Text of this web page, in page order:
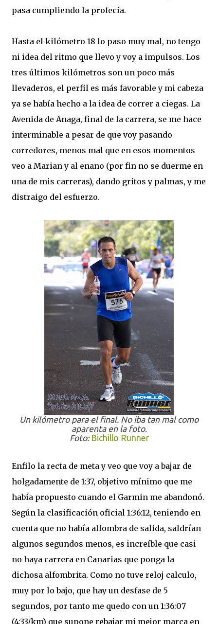
pasa cumpliendo la profecía.
Hasta el kilómetro 18 lo paso muy mal, no tengo
ni idea del ritmo que llevo y voy a impulsos. Los
tres últimos kilómetros son un poco más
llevaderos, el perfil es más favorable y mi cabeza
ya se había hecho a la idea de correr a ciegas. La
Avenida de Anaga, final de la carrera, se me hace
interminable a pesar de que voy pasando
corredores, menos mal que en esos momentos
veo a Marian y al enano (por fin no se duerme en
una de mis carreras), dando gritos y palmas, y me
distraigo del esfuerzo.
Un kilómetro para el final. No iba tan mal como
aparenta en la foto.
Foto: Bichillo Runner
Enfilo la recta de meta y veo que voy a bajar de
holgadamente de 1:37, objetivo mínimo que me
había propuesto cuando el Garmin me abandonó.
Según la clasificación oficial 1:36:12, teniendo en
cuenta que no había alfombra de salida, saldrían
algunos segundos menos, es increíble que casi
no haya carrera en Canarias que ponga la
dichosa alfombrita. Como no tuve reloj calculo,
muy por lo bajo, que hay un desfase de 5
segundos, por tanto me quedo con un 1:36:07
(4:33/km) que supone rebajar mi mejor marca en